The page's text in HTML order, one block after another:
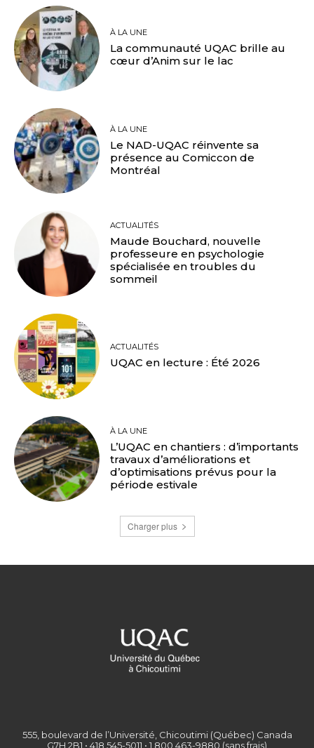
À LA UNE
La communauté UQAC brille au
cœur d’Anim sur le lac
À LA UNE
Le NAD-UQAC réinvente sa
présence au Comiccon de
Montréal
ACTUALITÉS
Maude Bouchard, nouvelle
professeure en psychologie
spécialisée en troubles du
sommeil
ACTUALITÉS
UQAC en lecture : Été 2026
À LA UNE
L’UQAC en chantiers : d’importants
travaux d’améliorations et
d’optimisations prévus pour la
période estivale
Charger plus
555, boulevard de l’Université, Chicoutimi (Québec) Canada
G7H 2B1 • 418 545-5011 • 1 800 463-9880 (sans frais)